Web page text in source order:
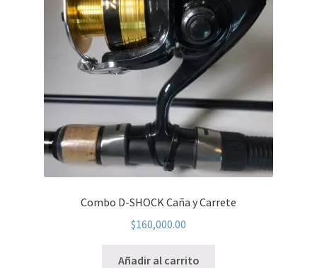
Combo D-SHOCK Caña y Carrete
$160,000.00
Añadir al carrito